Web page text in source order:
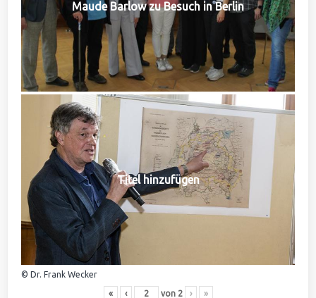
Maude Barlow zu Besuch in Berlin
Titel hinzufügen
© Dr. Frank Wecker
« ‹ von 2 › »